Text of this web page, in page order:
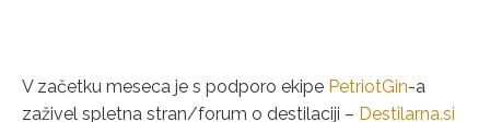
V začetku meseca je s podporo ekipe PetriotGin-a
zaživel spletna stran/forum o destilaciji – Destilarna.si